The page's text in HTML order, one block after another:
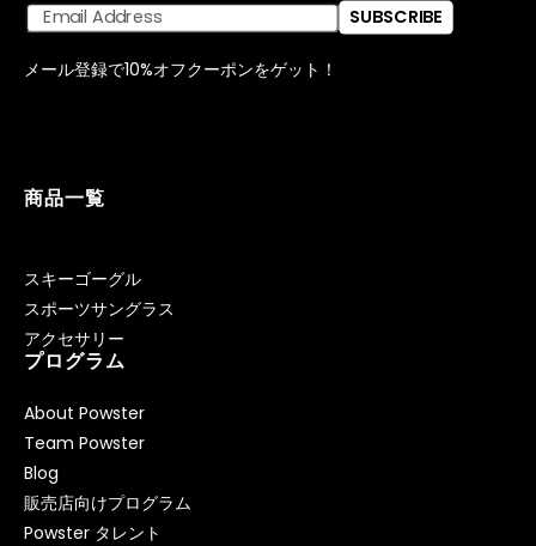
SUBSCRIBE
メール登録で10%オフクーポンをゲット！
商品一覧
スキーゴーグル
スポーツサングラス
アクセサリー
プログラム
About Powster
Team Powster
Blog
販売店向けプログラム
Powster タレント